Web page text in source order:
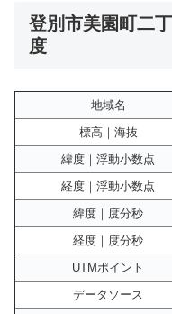
登別市美園町二
度
地域名
標高｜海抜
緯度｜浮動小数点
経度｜浮動小数点
緯度｜度分秒
経度｜度分秒
UTMポイント
データソース